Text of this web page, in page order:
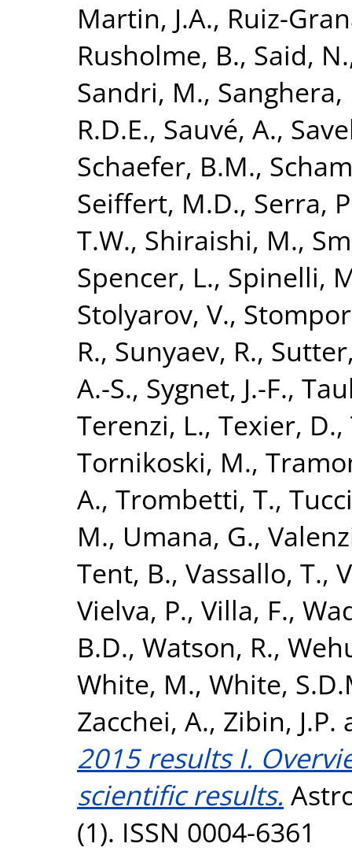
Martin, J.A., Ruiz-
Rusholme, B., Said, N.
Sandri, M., Sanghera,
R.D.E., Sauvé, A.,
Schaefer, B.M.,
Seiffert, M.D., Serra,
T.W., Shiraishi, M.,
Spencer, L., Spinelli,
Stolyarov, V.,
R., Sunyaev, R.,
A.-S., Sygnet, J.-F.,
Terenzi, L., Texier, D.,
Tornikoski, M.,
A., Trombetti, T.,
M., Umana, G.,
Tent, B., Vassallo, T.,
Vielva, P., Villa, F.,
B.D., Watson, R.,
White, M., White,
Zacchei, A., Zibin, J.P.
2015 results I.
scientific results.
(1). ISSN 0004-6361